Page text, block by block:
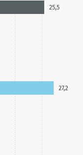
25,5
27,2